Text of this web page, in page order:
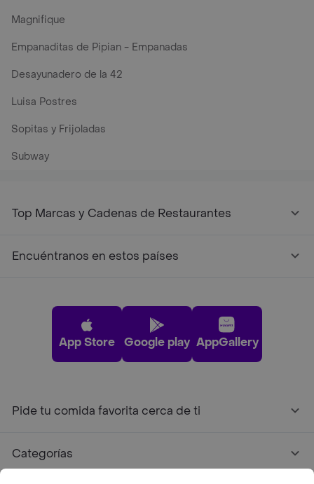
Magnifique
Empanaditas de Pipian - Empanadas
Desayunadero de la 42
Luisa Postres
Sopitas y Frijoladas
Subway
Top Marcas y Cadenas de Restaurantes
Encuéntranos en estos países
App Store Google play AppGallery
Pide tu comida favorita cerca de ti
Categorías